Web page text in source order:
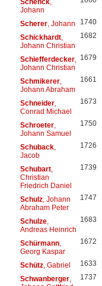
Johann
Scherer, Johann 1740
Schickhardt,
Johann Christian
1682
Schiefferdecker,
Johann Christian
1679
Schmikerer,
Johann Abraham
1661
Schneider,
Conrad Michael
1673
Schroeter,
Johann Samuel
1750
Schuback,
Jacob
1726
Schubart,
Christian
Friedrich Daniel
1739
Schulz, Johann
Abraham Peter
1747
Schulze,
Andreas Heinrich
1683
Schürmann,
Georg Kaspar
1672
Schütz, Gabriel 1633
Schwanberger,
1737